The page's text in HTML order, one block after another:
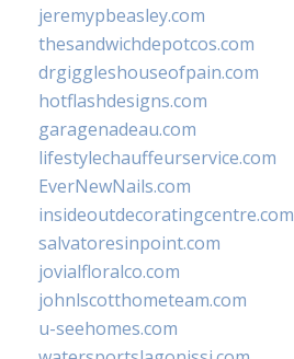
jeremypbeasley.com
thesandwichdepotcos.com
drgiggleshouseofpain.com
hotflashdesigns.com
garagenadeau.com
lifestylechauffeurservice.com
EverNewNails.com
insideoutdecoratingcentre.com
salvatoresinpoint.com
jovialfloralco.com
johnlscotthometeam.com
u-seehomes.com